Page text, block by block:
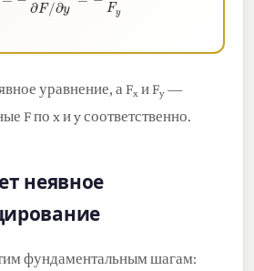
уравнение, а Fx и Fy —
F по x и y соответственно.
неявное
фундаментальным шагам: